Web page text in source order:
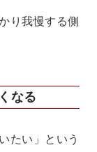
り我慢する側
なる
たい」という